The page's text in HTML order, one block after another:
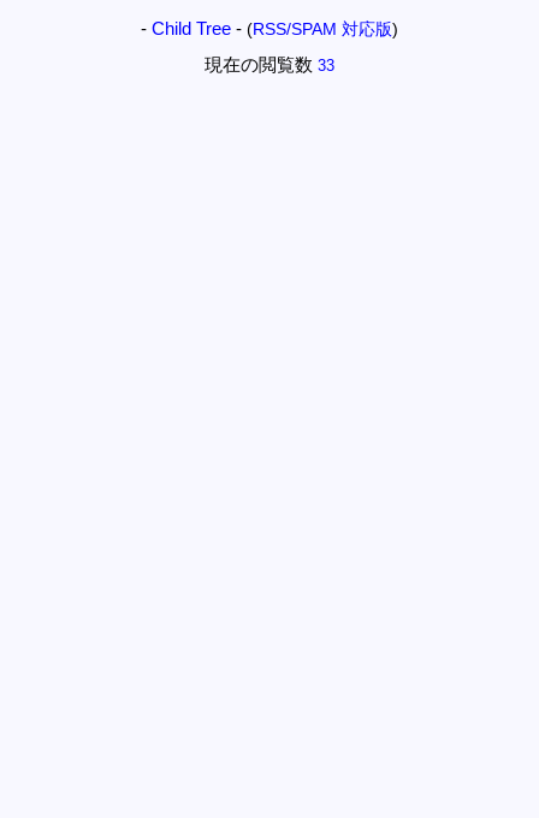
- Child Tree - (RSS/SPAM 対応版)
現在の閲覧数 33